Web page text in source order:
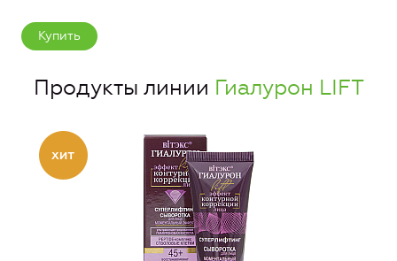
Купить
Продукты линии Гиалурон LIFT